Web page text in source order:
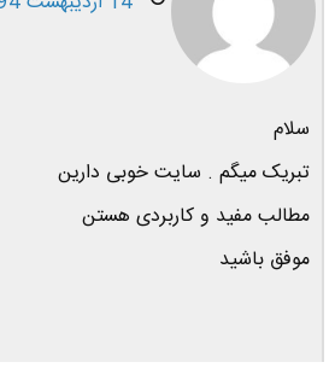
سلام
تبریک میگم . سایت خوبی دارین
مطالب مفید و کاربردی هستن
موفق باشید